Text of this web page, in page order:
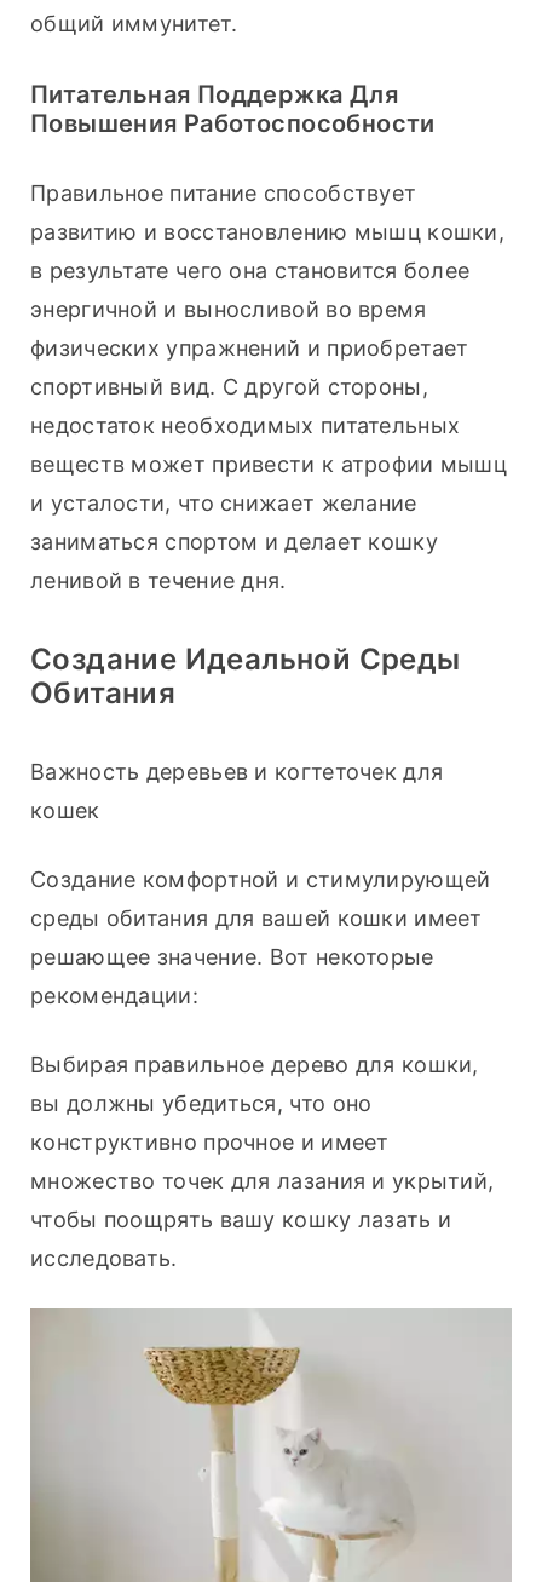
общий иммунитет.
Питательная Поддержка Для
Повышения Работоспособности
Правильное питание способствует
развитию и восстановлению мышц кошки,
в результате чего она становится более
энергичной и выносливой во время
физических упражнений и приобретает
спортивный вид. С другой стороны,
недостаток необходимых питательных
веществ может привести к атрофии мышц
и усталости, что снижает желание
заниматься спортом и делает кошку
ленивой в течение дня.
Создание Идеальной Среды
Обитания
Важность деревьев и когтеточек для
кошек
Создание комфортной и стимулирующей
среды обитания для вашей кошки имеет
решающее значение. Вот некоторые
рекомендации:
Выбирая правильное дерево для кошки,
вы должны убедиться, что оно
конструктивно прочное и имеет
множество точек для лазания и укрытий,
чтобы поощрять вашу кошку лазать и
исследовать.